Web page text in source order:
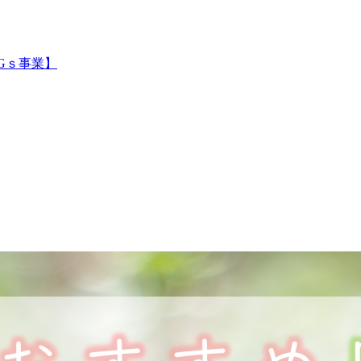
事業】